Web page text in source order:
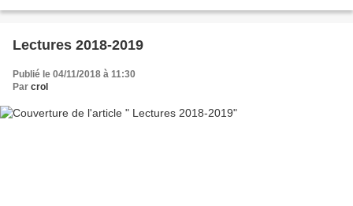
Lectures 2018-2019
Publié le 04/11/2018 à 11:30
Par crol